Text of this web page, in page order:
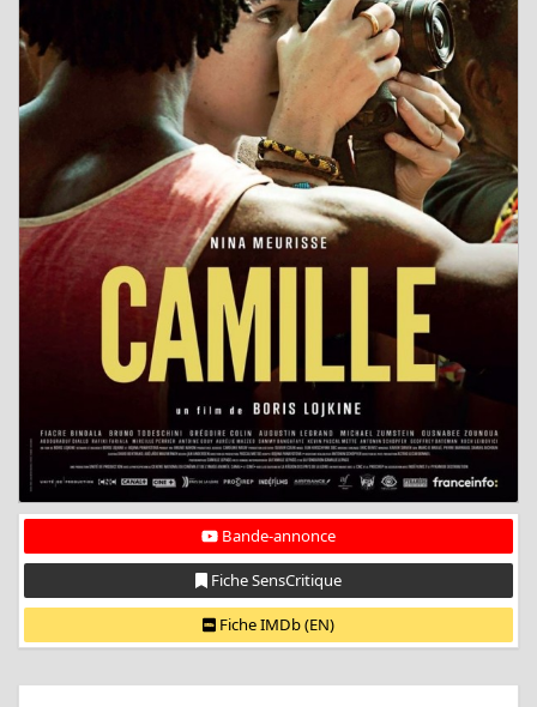
Bande-annonce
Fiche SensCritique
Fiche IMDb (EN)